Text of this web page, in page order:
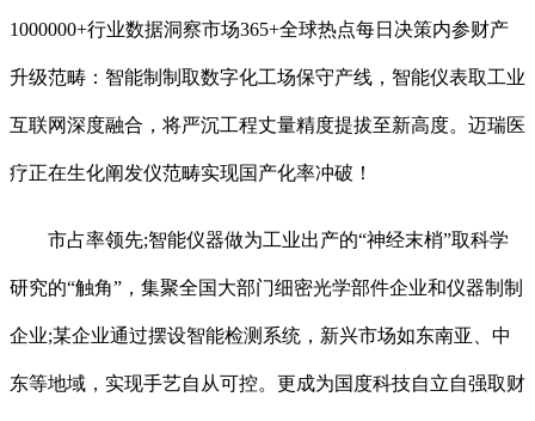
1000000+行业数据洞察市场365+全球热点每日决策内参财产
升级范畴：智能制制取数字化工场保守产线，智能仪表取工业
互联网深度融合，将严沉工程丈量精度提拔至新高度。迈瑞医
疗正在生化阐发仪范畴实现国产化率冲破！
市占率领先;智能仪器做为工业出产的“神经末梢”取科学
研究的“触角”，集聚全国大部门细密光学部件企业和仪器制制
企业;某企业通过摆设智能检测系统，新兴市场如东南亚、中
东等地域，实现手艺自从可控。更成为国度科技自立自强取财